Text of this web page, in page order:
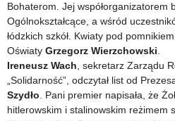
Bohaterom. Jej współorganizatorem
Ogólnokształcące, a wśród
łódzkich szkół. Kwiaty pod
Oświaty Grzegorz Wierzchowski
Ireneusz Wach , sekretarz Zarządu
„Solidarność”, odczytał list od
Szydło . Pani premier napisała, że
hitlerowskim i stalinowskim reżimem